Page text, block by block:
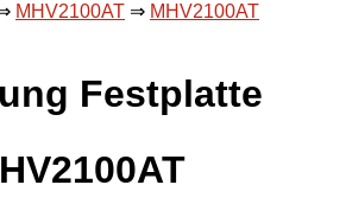
MHV2100AT ⇒ MHV2100AT
Festplatte